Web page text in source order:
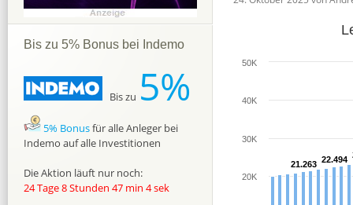
21.263
21.263 22.494
22.494
20K
30K
40K
50K
Bis zu 5% Bonus bei Indemo
Bis zu 5%
5% Bonusfür alle Anleger bei
Indemo auf alle Investitionen
Die Aktion läuft nur noch:
24 Tage 8 Stunden 47 min 3 sek